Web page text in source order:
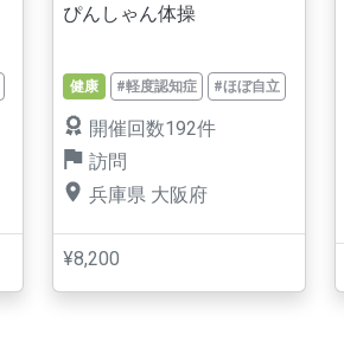
ぴんしゃん体操
健康 #軽度認知症 #ほぼ自立
開催回数192件
訪問
兵庫県 大阪府
¥8,200